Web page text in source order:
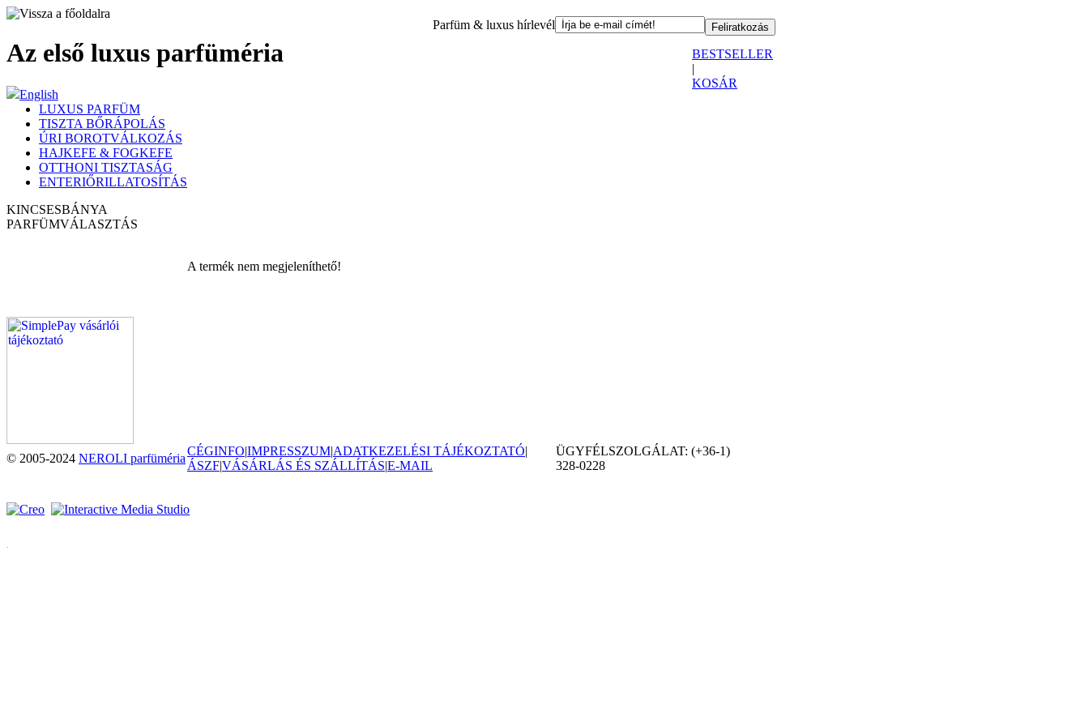
Az első luxus parfüméria
English
Parfüm & luxus hírlevél
BESTSELLER
|
KOSÁR
LUXUS PARFÜM
TISZTA BŐRÁPOLÁS
ÚRI BOROTVÁLKOZÁS
HAJKEFE & FOGKEFE
OTTHONI TISZTASÁG
ENTERIŐRILLATOSÍTÁS
KINCSESBÁNYA
PARFÜMVÁLASZTÁS
A termék nem megjeleníthető!
© 2005-2024 NEROLI parfüméria
CÉGINFO|IMPRESSZUM|ADATKEZELÉSI TÁJÉKOZTATÓ|
ÁSZF|VÁSÁRLÁS ÉS SZÁLLÍTÁS|E-MAIL
ÜGYFÉLSZOLGÁLAT: (+36-1)
328-0228